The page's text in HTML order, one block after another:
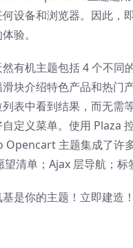
设备和浏览器。因此，
验。
有机主题包括 4 个不同
块介绍特色产品和热门
表中看到结果，而无需
定义菜单。使用 Plaza
Opencart 主题集成了许
望清单；Ajax 层导航；标
是你的主题！立即建造！